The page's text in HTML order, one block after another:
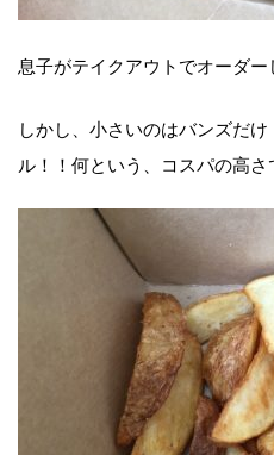
息子がテイクアウトでオーダー
しかし、小さいのはバンズだ
ル！！何という、コスパの高さ